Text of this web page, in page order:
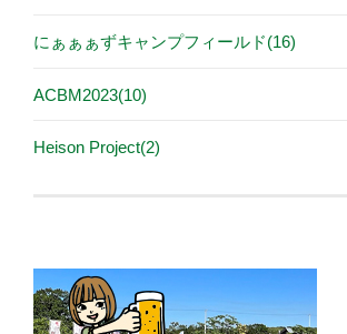
にぁぁぁずキャンプフィールド(16)
ACBM2023(10)
Heison Project(2)